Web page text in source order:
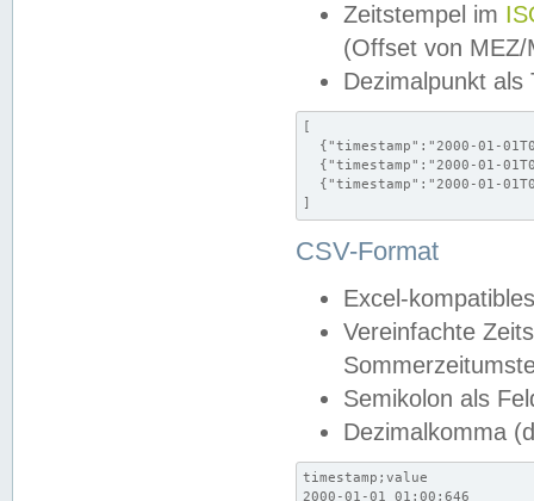
Zeitstempel im
(Offset von MEZ/
Dezimalpunkt als
[
{"timestamp":"2000-01-
{"timestamp":"2000-01-
{"timestamp":"2000-01-
]
CSV-Format
Excel-
Vereinfachte
Semikolon als
Dezimalkomma
timestamp;value
2000-01-01 01:00;646